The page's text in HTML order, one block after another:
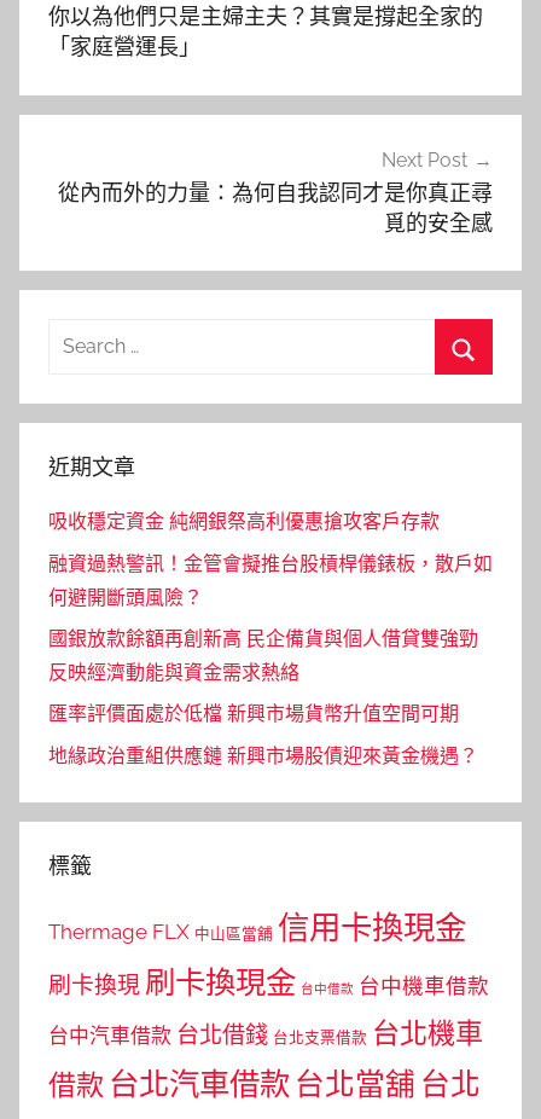
覽
你以為他們只是主婦主夫？其實是撐起全家的
「家庭營運長」
Next Post
從內而外的力量：為何自我認同才是你真正尋
覓的安全感
Search
近期文章
吸收穩定資金 純網銀祭高利優惠搶攻客戶存款
融資過熱警訊！金管會擬推台股槓桿儀錶板，散戶如
何避開斷頭風險？
國銀放款餘額再創新高 民企備貨與個人借貸雙強勁
反映經濟動能與資金需求熱絡
匯率評價面處於低檔 新興市場貨幣升值空間可期
地緣政治重組供應鏈 新興市場股債迎來黃金機遇？
標籤
Thermage FLX 中山區當舖 信用卡換現金
刷卡換現 刷卡換現金 台中借款 台中機車借款
台中汽車借款 台北借錢 台北支票借款 台北機車
借款 台北汽車借款 台北當舖 台北